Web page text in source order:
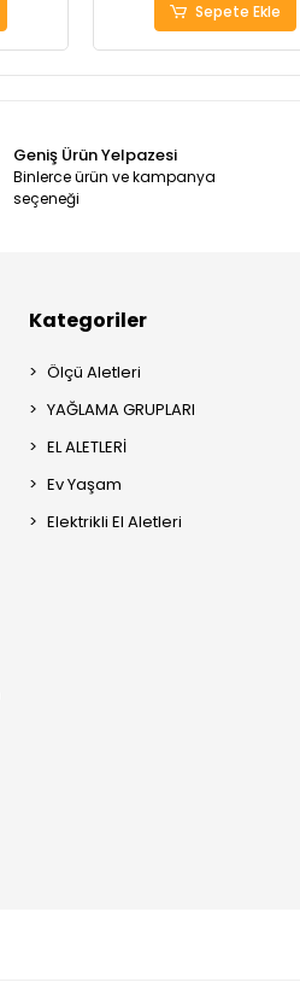
Sepete Ekle
Geniş Ürün Yelpazesi
Binlerce ürün ve kampanya
seçeneği
Kategoriler
Ölçü Aletleri
YAĞLAMA GRUPLARI
EL ALETLERİ
Ev Yaşam
Elektrikli El Aletleri